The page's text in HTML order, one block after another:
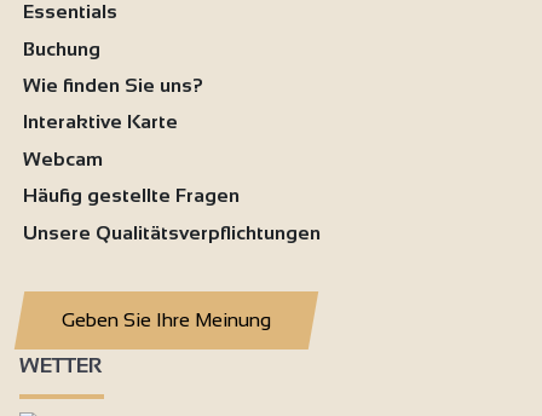
Essentials
Buchung
Wie finden Sie uns?
Interaktive Karte
Webcam
Häufig gestellte Fragen
Unsere Qualitätsverpflichtungen
Geben Sie Ihre Meinung
WETTER